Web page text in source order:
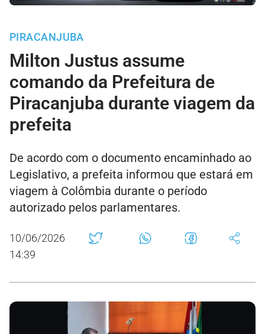
PIRACANJUBA
Milton Justus assume
comando da Prefeitura de
Piracanjuba durante viagem da
prefeita
De acordo com o documento encaminhado ao
Legislativo, a prefeita informou que estará em
viagem à Colômbia durante o período
autorizado pelos parlamentares.
10/06/2026
14:39